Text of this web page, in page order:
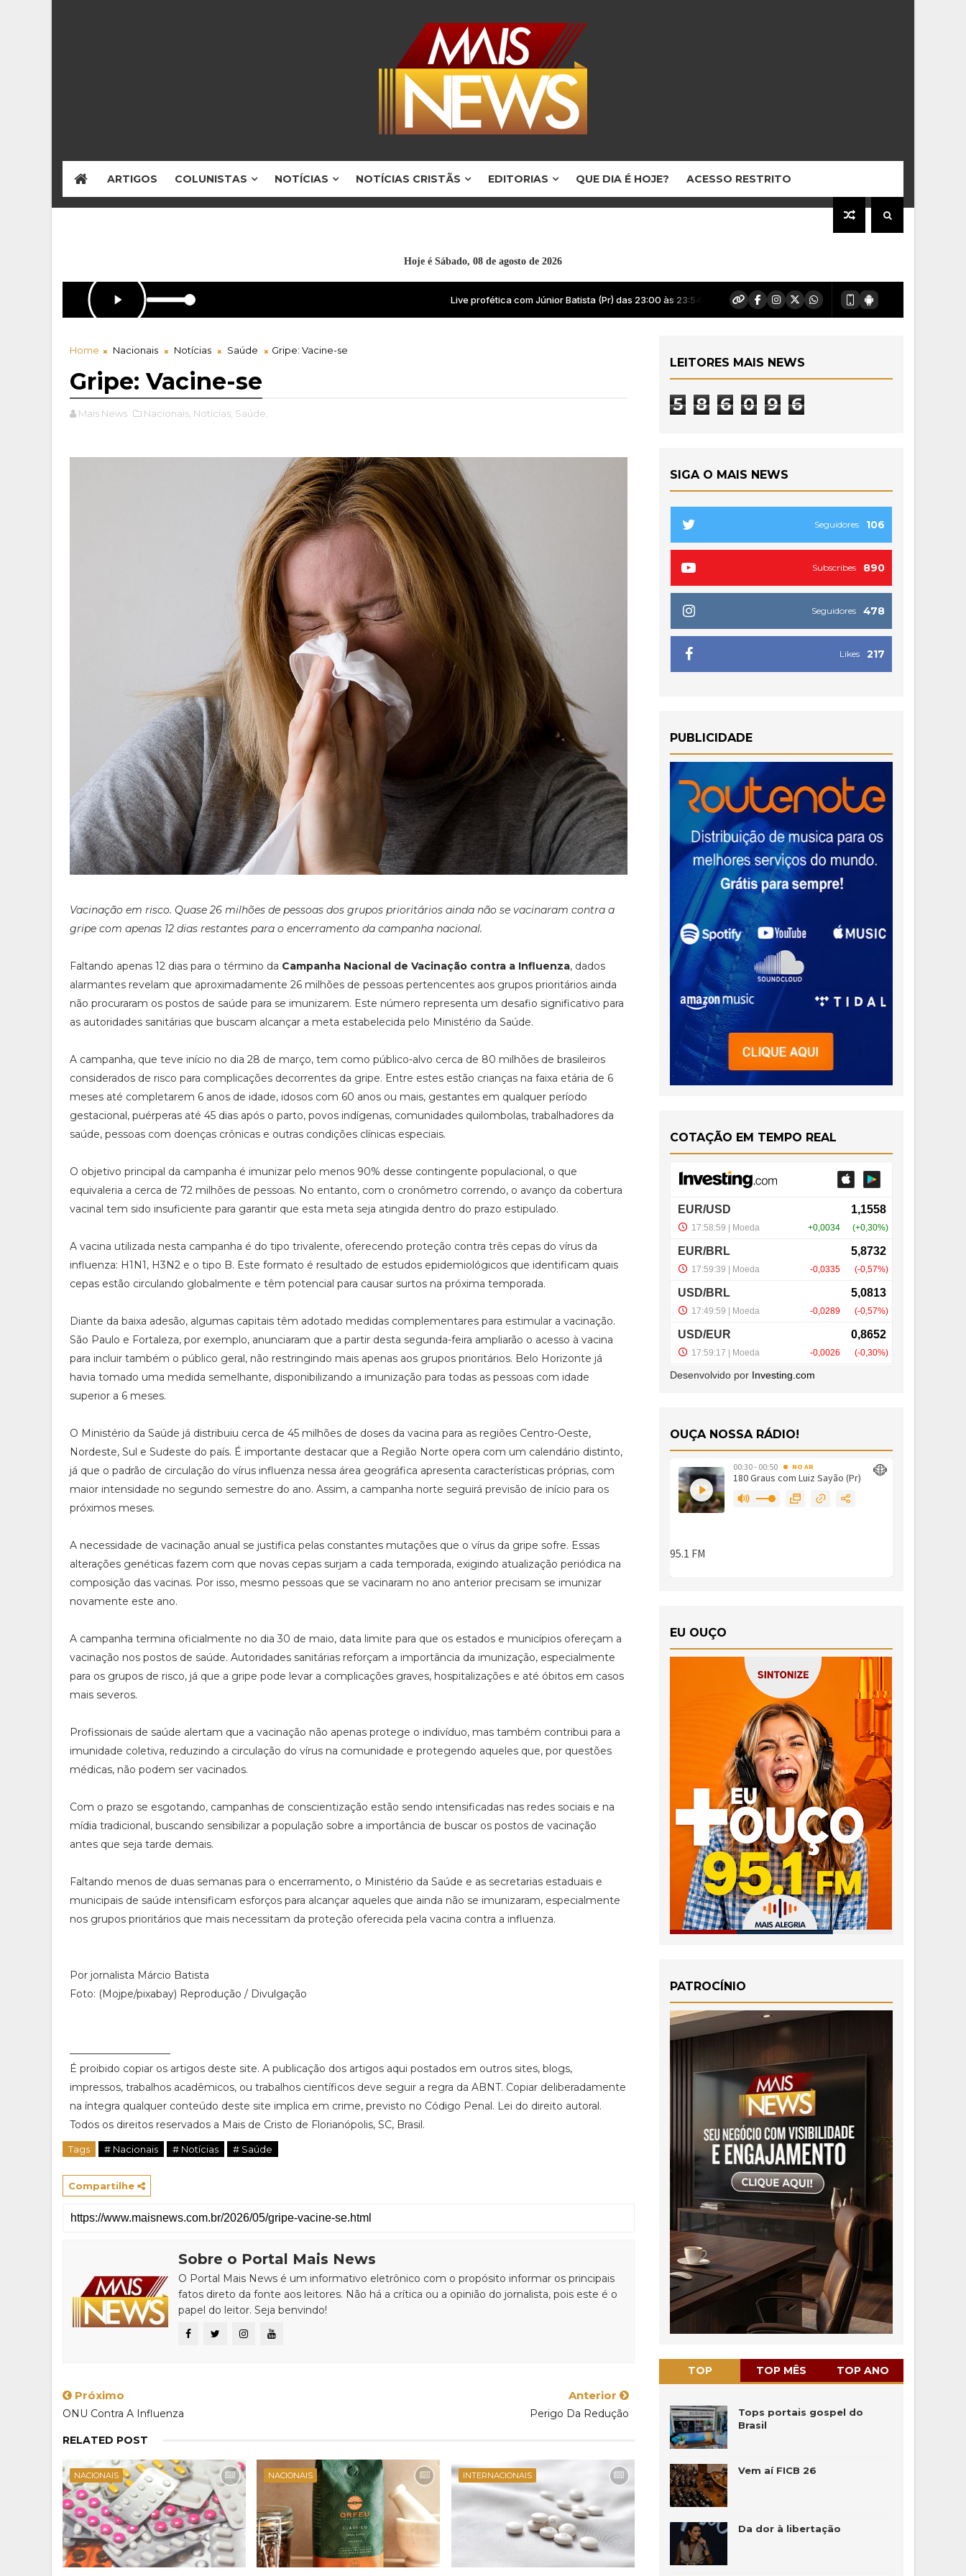
ARTIGOS COLUNISTAS NOTÍCIAS NOTÍCIAS CRISTÃS EDITORIAS QUE DIA É HOJE? ACESSO RESTRITO
Hoje é Sábado, 08 de agosto de 2026
Home Nacionais Notícias Saúde Gripe: Vacine-se
Gripe: Vacine-se
Mais News Nacionais, Notícias, Saúde,
Vacinação em risco. Quase 26 milhões de pessoas dos grupos prioritários ainda não se vacinaram contra a
gripe com apenas 12 dias restantes para o encerramento da campanha nacional.
Faltando apenas 12 dias para o término da Campanha Nacional de Vacinação contra a Influenza, dados
alarmantes revelam que aproximadamente 26 milhões de pessoas pertencentes aos grupos prioritários ainda
não procuraram os postos de saúde para se imunizarem. Este número representa um desafio significativo para
as autoridades sanitárias que buscam alcançar a meta estabelecida pelo Ministério da Saúde.
A campanha, que teve início no dia 28 de março, tem como público-alvo cerca de 80 milhões de brasileiros
considerados de risco para complicações decorrentes da gripe. Entre estes estão crianças na faixa etária de 6
meses até completarem 6 anos de idade, idosos com 60 anos ou mais, gestantes em qualquer período
gestacional, puérperas até 45 dias após o parto, povos indígenas, comunidades quilombolas, trabalhadores da
saúde, pessoas com doenças crônicas e outras condições clínicas especiais.
O objetivo principal da campanha é imunizar pelo menos 90% desse contingente populacional, o que
equivaleria a cerca de 72 milhões de pessoas. No entanto, com o cronômetro correndo, o avanço da cobertura
vacinal tem sido insuficiente para garantir que esta meta seja atingida dentro do prazo estipulado.
A vacina utilizada nesta campanha é do tipo trivalente, oferecendo proteção contra três cepas do vírus da
influenza: H1N1, H3N2 e o tipo B. Este formato é resultado de estudos epidemiológicos que identificam quais
cepas estão circulando globalmente e têm potencial para causar surtos na próxima temporada.
Diante da baixa adesão, algumas capitais têm adotado medidas complementares para estimular a vacinação.
São Paulo e Fortaleza, por exemplo, anunciaram que a partir desta segunda-feira ampliarão o acesso à vacina
para incluir também o público geral, não restringindo mais apenas aos grupos prioritários. Belo Horizonte já
havia tomado uma medida semelhante, disponibilizando a imunização para todas as pessoas com idade
superior a 6 meses.
O Ministério da Saúde já distribuiu cerca de 45 milhões de doses da vacina para as regiões Centro-Oeste,
Nordeste, Sul e Sudeste do país. É importante destacar que a Região Norte opera com um calendário distinto,
já que o padrão de circulação do vírus influenza nessa área geográfica apresenta características próprias, com
maior intensidade no segundo semestre do ano. Assim, a campanha norte seguirá previsão de início para os
próximos meses.
A necessidade de vacinação anual se justifica pelas constantes mutações que o vírus da gripe sofre. Essas
alterações genéticas fazem com que novas cepas surjam a cada temporada, exigindo atualização periódica na
composição das vacinas. Por isso, mesmo pessoas que se vacinaram no ano anterior precisam se imunizar
novamente este ano.
A campanha termina oficialmente no dia 30 de maio, data limite para que os estados e municípios ofereçam a
vacinação nos postos de saúde. Autoridades sanitárias reforçam a importância da imunização, especialmente
para os grupos de risco, já que a gripe pode levar a complicações graves, hospitalizações e até óbitos em casos
mais severos.
Profissionais de saúde alertam que a vacinação não apenas protege o indivíduo, mas também contribui para a
imunidade coletiva, reduzindo a circulação do vírus na comunidade e protegendo aqueles que, por questões
médicas, não podem ser vacinados.
Com o prazo se esgotando, campanhas de conscientização estão sendo intensificadas nas redes sociais e na
mídia tradicional, buscando sensibilizar a população sobre a importância de buscar os postos de vacinação
antes que seja tarde demais.
Faltando menos de duas semanas para o encerramento, o Ministério da Saúde e as secretarias estaduais e
municipais de saúde intensificam esforços para alcançar aqueles que ainda não se imunizaram, especialmente
nos grupos prioritários que mais necessitam da proteção oferecida pela vacina contra a influenza.
Por jornalista Márcio Batista
Foto: (Mojpe/pixabay) Reprodução / Divulgação
É proibido copiar os artigos deste site. A publicação dos artigos aqui postados em outros sites, blogs,
impressos, trabalhos acadêmicos, ou trabalhos científicos deve seguir a regra da ABNT. Copiar deliberadamente
na íntegra qualquer conteúdo deste site implica em crime, previsto no Código Penal. Lei do direito autoral.
Todos os direitos reservados a Mais de Cristo de Florianópolis, SC, Brasil.
Tags # Nacionais # Notícias # Saúde
Compartilhe
Sobre o Portal Mais News
O Portal Mais News é um informativo eletrônico com o propósito informar os principais
fatos direto da fonte aos leitores. Não há a crítica ou a opinião do jornalista, pois este é o
papel do leitor. Seja benvindo!
Próximo
ONU Contra A Influenza
Anterior
Perigo Da Redução
RELATED POST
NACIONAIS NACIONAIS INTERNACIONAIS
LEITORES MAIS NEWS
5 8 6 0 9 6
SIGA O MAIS NEWS
106
Seguidores
890
Subscribes
478
Seguidores
217
Likes
PUBLICIDADE
COTAÇÃO EM TEMPO REAL
Desenvolvido por Investing.com
OUÇA NOSSA RÁDIO!
EU OUÇO
PATROCÍNIO
TOP TOP MÊS TOP ANO
Tops portais gospel do
Brasil
Vem aí FICB 26
Da dor à libertação